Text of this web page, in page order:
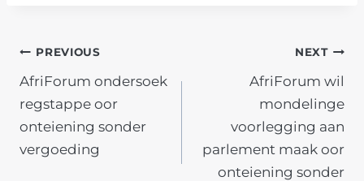
POST
NAVIGATION
PREVIOUS
AfriForum ondersoek
regstappe oor
onteiening sonder
vergoeding
NEXT
AfriForum wil
mondelinge
voorlegging aan
parlement maak oor
onteiening sonder